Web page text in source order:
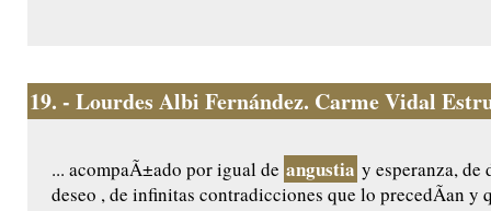
19. - Lourdes Albi Fernández. Carme Vidal
... acompaÃ±ado por igual de angustia y esperanza,
deseo , de infinitas contradicciones que lo precedÃ­an y